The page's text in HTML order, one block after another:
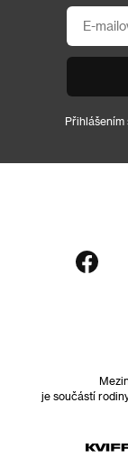
Přihlášením
je součástí